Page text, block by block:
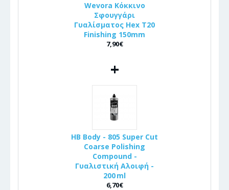
Wevora Κόκκινο
Σφουγγάρι
Γυαλίσματος Hex T20
Finishing 150mm
7,90€
+
HB Body - 805 Super Cut
Coarse Polishing
Compound -
Γυαλιστική Αλοιφή -
200 ml
6,70€